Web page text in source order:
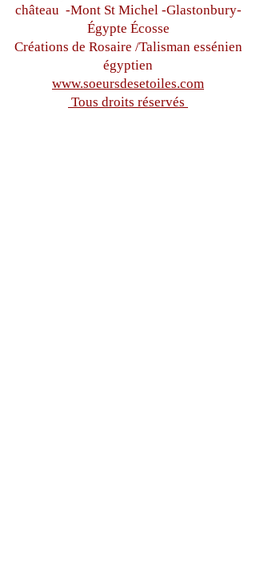
château -Mont St Michel -Glastonbury-
Égypte Écosse
Créations de Rosaire /Talisman essénien
égyptien
www.soeursdesetoiles.com
Tous droits réservés